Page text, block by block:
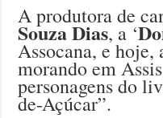
A produtora de
Souza Dias, a ‘
Assocana, e hoje,
morando em
personagens do
de-Açúcar”.